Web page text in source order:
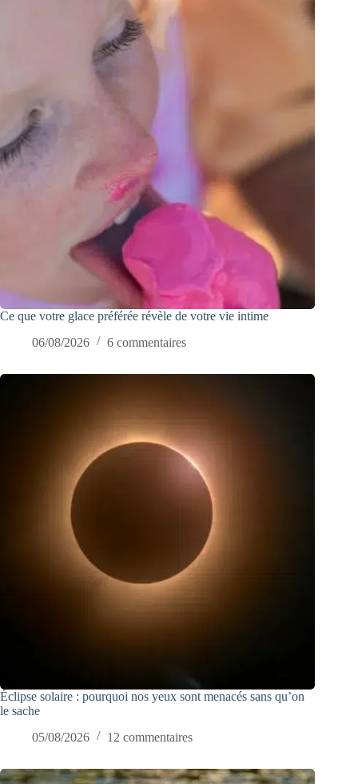
Ce que votre glace préférée révèle de votre vie intime
06/08/2026
6 commentaires
Éclipse solaire : pourquoi nos yeux sont menacés sans qu’on
le sache
05/08/2026
12 commentaires